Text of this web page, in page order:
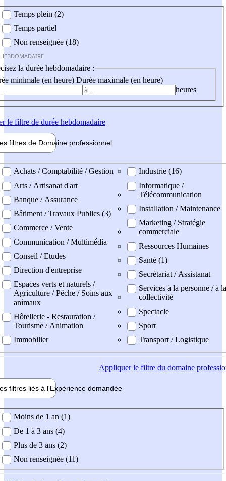
Temps plein (2)
Temps partiel
Non renseignée (18)
la durée hebdomadaire :
minimale (en heure) Durée maximale (en heure)
heures
le filtre de durée hebdomadaire
filtres de Domaine professionnel
professionel
Achats / Comptabilité / Gestion
Arts / Artisanat d'art
Banque / Assurance
Bâtiment / Travaux Publics (3)
Commerce / Vente
Communication / Multimédia
Conseil / Etudes
Direction d'entreprise
Espaces verts et naturels /
Agriculture / Pêche / Soins aux
animaux
Hôtellerie - Restauration /
Tourisme / Animation
Immobilier
Industrie (16)
Informatique /
Télécommunication
Installation / Maintenance
Marketing / Stratégie
commerciale
Ressources Humaines
Santé (1)
Secrétariat / Assistanat
Services à la personne / à la
collectivité
Spectacle
Sport
Transport / Logistique
Appliquerle filtre du domaine
filtres liés à l'Expérience demandée
demandée
Moins de 1 an (1)
De 1 à 3 ans (4)
Plus de 3 ans (2)
Non renseignée (11)